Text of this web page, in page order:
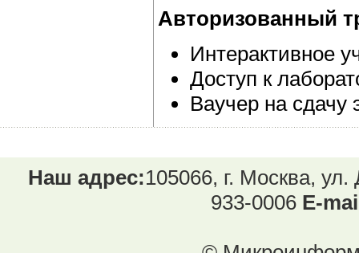
Авторизованный
Интерактивное
Доступ к
Ваучер на сдачу
Наш адрес:105066, г. Москва,
933-0006 E-